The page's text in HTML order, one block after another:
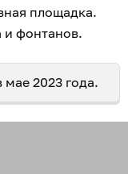
площадка.
и фонтанов.
мае 2023 года.